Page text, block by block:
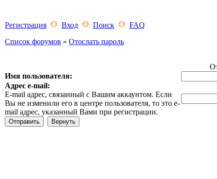
Регистрация Вход Поиск
FAQ
Список форумов » Отослать пароль
Имя пользователя:
Адрес e-mail:
E-mail адрес, связанный с Вашим аккаунтом. Если
Вы не изменили его в центре пользователя, то это e-
mail адрес, указанный Вами при регистрации.